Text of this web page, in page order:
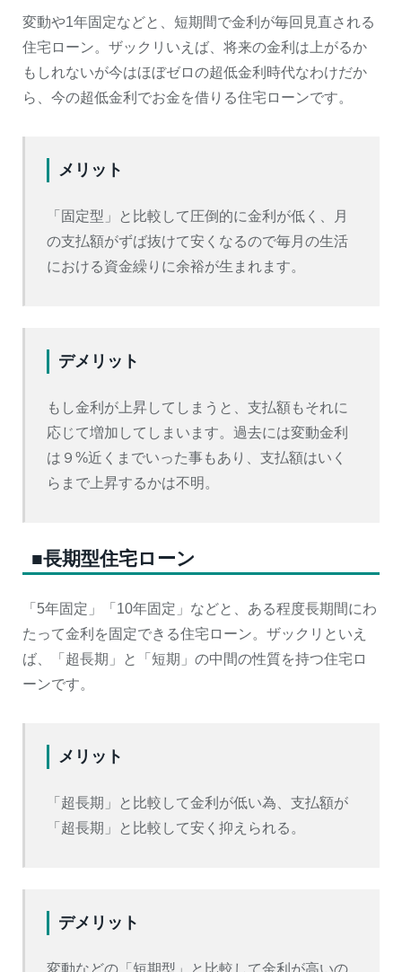
変動や1年固定などと、短期間で金利が毎回見直される
住宅ローン。ザックリいえば、将来の金利は上がるか
もしれないが今はほぼゼロの超低金利時代なわけだか
ら、今の超低金利でお金を借りる住宅ローンです。
メリット
「固定型」と比較して圧倒的に金利が低く、月
の支払額がずば抜けて安くなるので毎月の生活
における資金繰りに余裕が生まれます。
デメリット
もし金利が上昇してしまうと、支払額もそれに
応じて増加してしまいます。過去には変動金利
は９%近くまでいった事もあり、支払額はいく
らまで上昇するかは不明。
■長期型住宅ローン
「5年固定」「10年固定」などと、ある程度長期間にわ
たって金利を固定できる住宅ローン。ザックリといえ
ば、「超長期」と「短期」の中間の性質を持つ住宅ロ
ーンです。
メリット
「超長期」と比較して金利が低い為、支払額が
「超長期」と比較して安く抑えられる。
デメリット